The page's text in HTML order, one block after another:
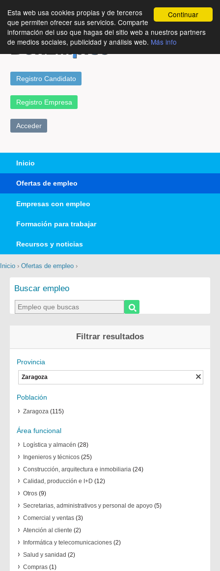
Continuar
Esta web usa cookies propias y de terceros
que permiten ofrecer sus servicios. Comparte
información del uso que hagas del sitio web a nuestros partners
de medios sociales, publicidad y análisis web. Más info
Registro Candidato
Registro Empresa
Acceder
Inicio
Ofertas de empleo
Empresas con empleo
Formación para trabajar
Recursos y noticias
Inicio › Ofertas de empleo ›
Buscar empleo
Filtrar resultados
Provincia
Zaragoza
Población
Zaragoza(115)
Área funcional
Logística y almacén (28)
Ingenieros y técnicos(25)
Construcción, arquitectura e inmobiliaria (24)
Calidad, producción e I+D (12)
Otros(9)
Secretarias, administrativos y personal de apoyo(5)
Comercial y ventas(3)
Atención al cliente (2)
Informática y telecomunicaciones(2)
Salud y sanidad (2)
Compras(1)